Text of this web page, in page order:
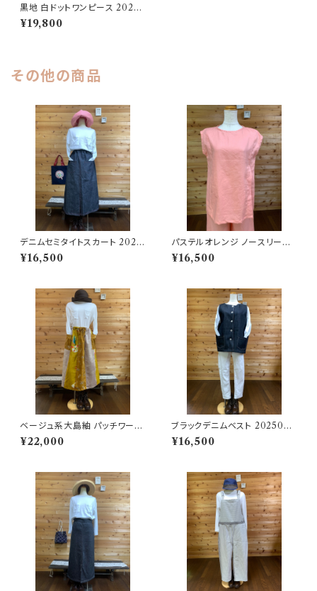
黒地 白ドットワンピース 20250
6251744
¥19,800
その他の商品
デニムセミタイトスカート 2025
05131102
¥16,500
パステルオレンジ ノースリーブ
プルオーバー 202506251653
¥16,500
ベージュ系大島紬 パッチワーク
スカート 202504111110
¥22,000
ブラックデニムベスト 2025062
51715
¥16,500